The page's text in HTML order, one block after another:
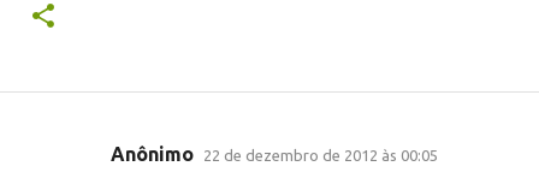
Anônimo 22 de dezembro de 2012 às 00:05